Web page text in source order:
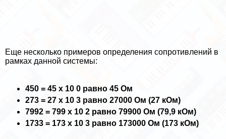
Еще несколько примеров определения сопротивлений в
рамках данной системы:
450 = 45 х 10 0 равно 45 Ом
273 = 27 х 10 3 равно 27000 Ом (27 кОм)
7992 = 799 х 10 2 равно 79900 Ом (79,9 кОм)
1733 = 173 х 10 3 равно 173000 Ом (173 кОм)